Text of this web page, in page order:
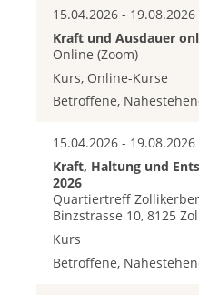
15.04.2026 - 19.08.2026
Kraft und Ausdauer
Online (Zoom)
Kurs, Online-Kurse
Betroffene,
15.04.2026 - 19.08.2026
Kraft, Haltung und
2026
Quartiertreff
Binzstrasse 10, 8125
Kurs
Betroffene,